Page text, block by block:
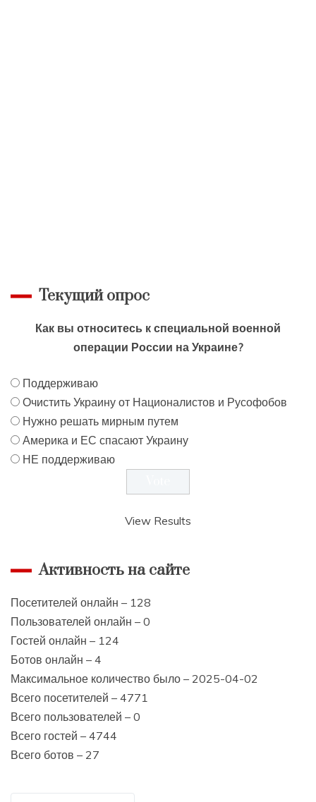
Текущий опрос
Как вы относитесь к специальной военной
операции России на Украине?
Поддерживаю
Очистить Украину от Националистов и Русофобов
Нужно решать мирным путем
Америка и ЕС спасают Украину
НЕ поддерживаю
View Results
Активность на сайте
Посетителей онлайн – 128
Пользователей онлайн – 0
Гостей онлайн – 124
Ботов онлайн – 4
Максимальное количество было – 2025-04-02
Всего посетителей – 4771
Всего пользователей – 0
Всего гостей – 4744
Всего ботов – 27